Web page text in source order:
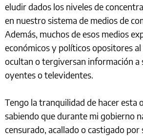
eludir dados los niveles de
en nuestro sistema de medios de
Además, muchos de esos medios
económicos y políticos opositores
ocultan o tergiversan información a
oyentes o televidentes.
Tengo la tranquilidad de hacer esta
sabiendo que durante mi gobierno
censurado, acallado o castigado por